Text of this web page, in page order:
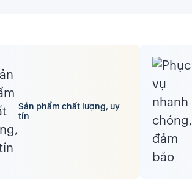
Sản phẩm chất lượng, uy
tín